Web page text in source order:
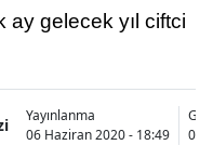
ay gelecek yıl ciftci
Yayınlanma
06 Haziran 2020 - 18:49
07